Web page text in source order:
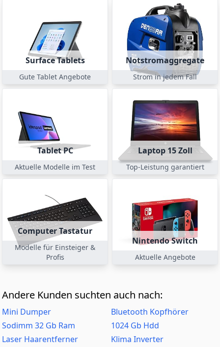
Surface Tablets
Gute Tablet Angebote
Notstromaggregate
Strom in jedem Fall
Tablet PC
Aktuelle Modelle im Test
Laptop 15 Zoll
Top-Leistung garantiert
Computer Tastatur
Modelle für Einsteiger &
Profis
Nintendo Switch
Aktuelle Angebote
Andere Kunden suchten auch nach:
Mini Dumper
Bluetooth Kopfhörer
Sodimm 32 Gb Ram
1024 Gb Hdd
Laser Haarentferner
Klima Inverter